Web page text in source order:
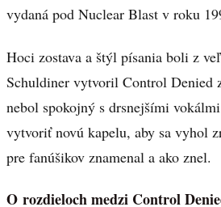
vydaná pod Nuclear Blast v roku
Hoci zostava a štýl písania boli z
Schuldiner vytvoril Control Denied
nebol spokojný s drsnejšími
vytvoriť novú kapelu, aby sa vyhol
pre fanúšikov znamenal a ako znel.
O rozdieloch medzi Control